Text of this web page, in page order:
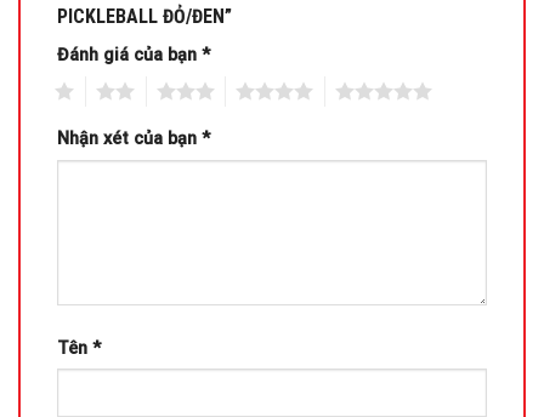
PICKLEBALL ĐỎ/ĐEN”
Đánh giá của bạn *
Nhận xét của bạn *
Tên *